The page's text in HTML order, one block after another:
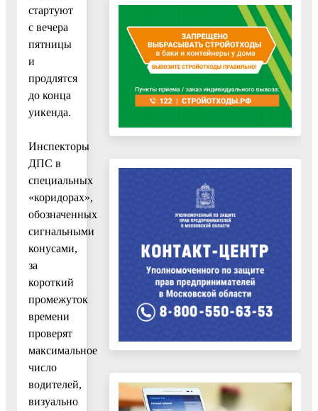
стартуют
с вечера
пятницы
и
продлятся
до конца
уикенда.
Инспекторы
ДПС в
специальных
«коридорах»,
обозначенных
сигнальными
конусами,
за
короткий
промежуток
времени
проверят
максимальное
число
водителей,
визуально